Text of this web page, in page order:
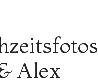
Alex